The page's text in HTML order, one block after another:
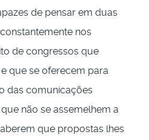
de pensar em duas
nos
de congressos que
que se oferecem para
das comunicações
não se assemelhem a
que propostas lhes